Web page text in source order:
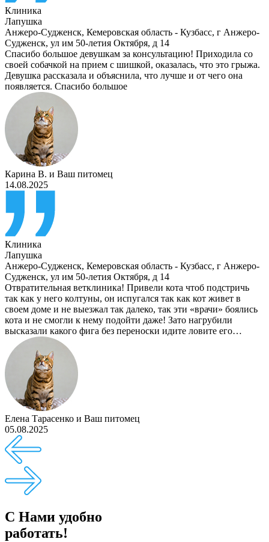
Клиника
Лапушка
Анжеро-Судженск, Кемеровская область - Кузбасс, г Анжеро-
Судженск, ул им 50-летия Октября, д 14
Спасибо большое девушкам за консультацию! Приходила со
своей собачкой на прием с шишкой, оказалась, что это грыжа.
Девушка рассказала и объяснила, что лучше и от чего она
появляется. Спасибо большое
Карина В. и Ваш питомец
14.08.2025
Клиника
Лапушка
Анжеро-Судженск, Кемеровская область - Кузбасс, г Анжеро-
Судженск, ул им 50-летия Октября, д 14
Отвратительная ветклиника! Привели кота чтоб подстричь
так как у него колтуны, он испугался так как кот живет в
своем доме и не выезжал так далеко, так эти «врачи» боялись
кота и не смогли к нему подойти даже! Зато нагрубили
высказали какого фига без переноски идите ловите его…
Елена Тарасенко и Ваш питомец
05.08.2025
С Нами удобно
работать!